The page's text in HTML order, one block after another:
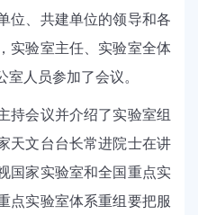
位、共建单位的领导和各
实验室主任、实验室全体
人员参加了会议。
持会议并介绍了实验室组
天文台台长常进院士在讲
国家实验室和全国重点实
点实验室体系重组要把服